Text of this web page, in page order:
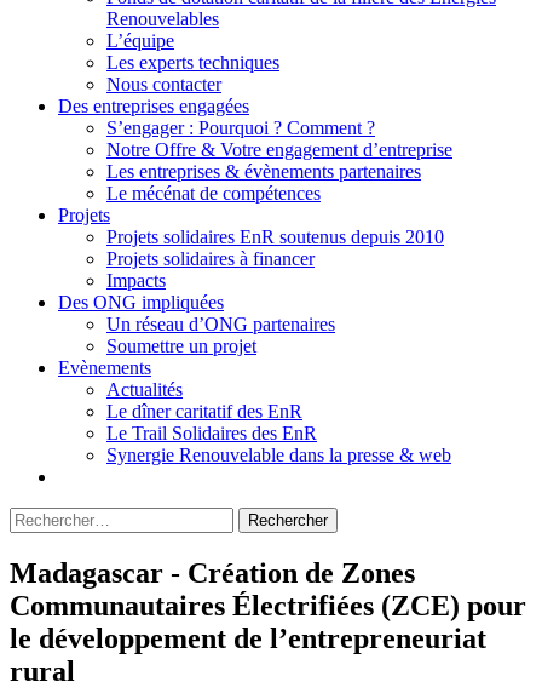
Renouvelables
L’équipe
Les experts techniques
Nous contacter
Des entreprises engagées
S’engager : Pourquoi ? Comment ?
Notre Offre & Votre engagement d’entreprise
Les entreprises & évènements partenaires
Le mécénat de compétences
Projets
Projets solidaires EnR soutenus depuis 2010
Projets solidaires à financer
Impacts
Des ONG impliquées
Un réseau d’ONG partenaires
Soumettre un projet
Evènements
Actualités
Le dîner caritatif des EnR
Le Trail Solidaires des EnR
Synergie Renouvelable dans la presse & web
Rechercher :
Madagascar - Création de Zones
Communautaires Électrifiées (ZCE) pour
le développement de l’entrepreneuriat
rural